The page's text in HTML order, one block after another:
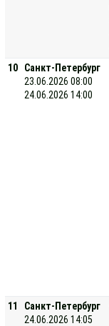
10
Санкт-Петербург
23.06.2026 08:00
24.06.2026 14:00
11
Санкт-Петербург
24.06.2026 14:05